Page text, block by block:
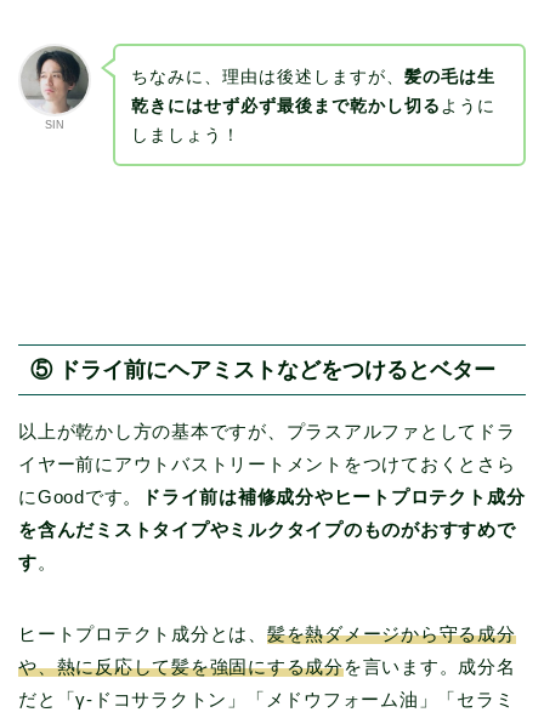
SIN
ちなみに、理由は後述しますが、 髪の毛は生
乾きにはせず必ず最後まで乾かし切る ように
しましょう！
⑤ ドライ前にヘアミストなどをつけるとベター
以上が乾かし方の基本ですが、プラスアルファとしてドラ
イヤー前にアウトバストリートメントをつけておくとさら
にGoodです。
ドライ前は補修成分やヒートプロテクト成分
を含んだミストタイプやミルクタイプのものがおすすめで
す。
ヒートプロテクト成分とは、 髪を熱ダメージから守る成分
や、熱に反応して髪を強固にする成分を言います。成分名
だと「γ-ドコサラクトン」「メドウフォーム油」「セラミ